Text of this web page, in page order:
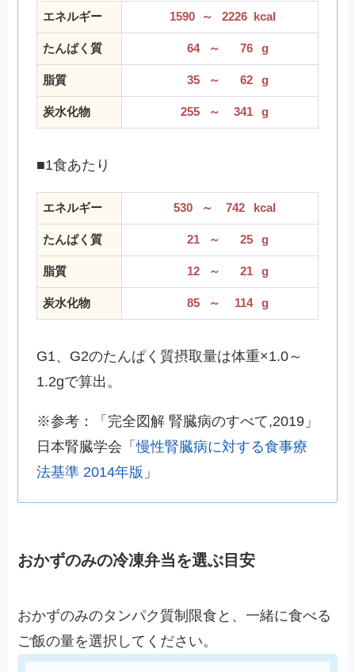
エネルギー 1590 ～ 2226 kcal
たんぱく質 64 ～ 76 g
脂質 35 ～ 62 g
炭水化物 255 ～ 341 g
■1食あたり
エネルギー 530 ～ 742 kcal
たんぱく質 21 ～ 25 g
脂質 12 ～ 21 g
炭水化物 85 ～ 114 g
G1、G2のたんぱく質摂取量は体重×1.0～
1.2gで算出。
※参考：「完全図解 腎臓病のすべて,2019」
日本腎臓学会「慢性腎臓病に対する食事療
法基準 2014年版 」
おかずのみの冷凍弁当を選ぶ目安
おかずのみのタンパク質制限食と、一緒に食べる
ご飯の量を選択してください。